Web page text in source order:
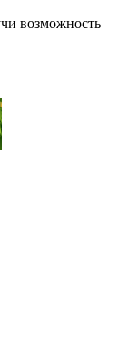
возможность